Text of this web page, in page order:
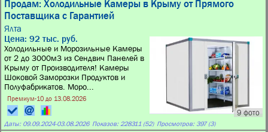
Продам: Холодильные Камеры в Крыму от Прямого
Поставщика с Гарантией
Ялта
9 фото
Цена: 92 тыс. руб.
Холодильные и Морозильные Камеры
от 2 до 3000м3 из Сендвич Панелей в
Крыму от Производителя! Камеры
Шоковой Заморозки Продуктов и
Полуфабрикатов. Моро...
Премиум-10 до 13.08.2026
Даты: 09.09.2024-03.08.2026 Показов: 228311 (52) Просмотров: 397 (3)